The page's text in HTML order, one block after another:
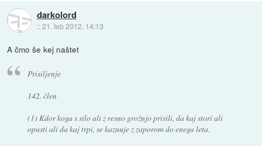
darkolord
::21. feb 2012, 14:13
A čmo še kej naštet
Prisiljenje
142. člen
(1) Kdor koga s silo ali z resno grožnjo prisili, da kaj stori ali
opusti ali da kaj trpi, se kaznuje z zaporom do enega leta.